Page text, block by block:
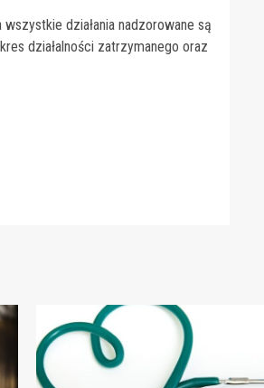
działania nadzorowane są
działalności zatrzymanego oraz